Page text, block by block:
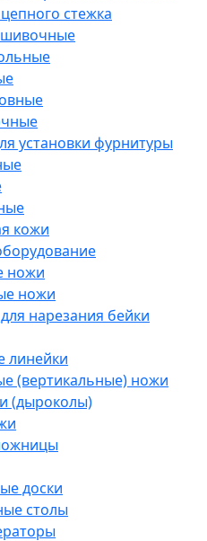
стежка
установки фурнитуры
кожи
ножи
ножи
нарезания бейки
линейки
(вертикальные) ножи
(дыроколы)
доски
столы